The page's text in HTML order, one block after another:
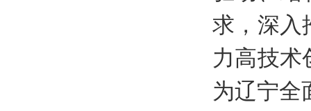
求，深入
力高技术
为辽宁全